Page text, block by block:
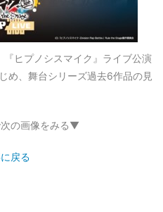
『ヒプノシスマイク』ライブ公演
め、舞台シリーズ過去6作品の見
の画像をみる▼
戻る